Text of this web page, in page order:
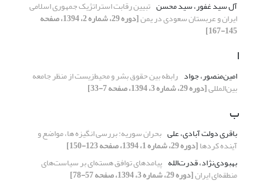
آل سید غفور، سید محسن تبیین رقابت استراتژیک جمهوری اسلامی
ایران و عربستان سعودی در یمن [دوره 29، شماره 2، 1394، صفحه
145-167]
ا
امین‌منصور، جواد رابطه بین حقوق بشر و محیط‌زیست از منظر جامعه
بین‌المللی[دوره 29، شماره 3، 1394، صفحه 7-33]
ب
باقری دولت آبادی، علی بحران سوریه: بررسی انگیزه ها، مواضع و
آینده کردها[دوره 29، شماره 1، 1394، صفحه 123-150]
بهبودی‌نژاد، قدرت‌الله پیامدهای توافق هسته‌ای بر سیاست‌های
منطقه‌ای ایران[دوره 29، شماره 3، 1394، صفحه 57-78]